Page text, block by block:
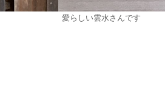
愛らしい雲水さんです